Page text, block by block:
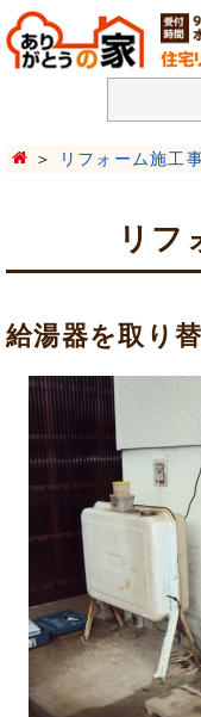
リフォーム施工
リフ
給湯器を取り